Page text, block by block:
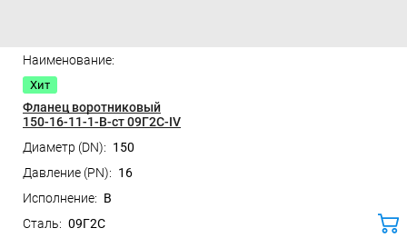
Хит
Фланец воротниковый
150-16-11-1-B-ст 09Г2С-IV
150
16
B
09Г2С